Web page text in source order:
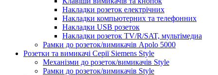
Накладки розеток електрічних
Накладки компьютерних та телефонних
Накладки USB розеток
Накладки розеток TV/R/SAT, мультімедиа
Рамки до розеток/вимикачів Apolo 5000
Розетки та вимикачі Серії Siemens Style
Механізми до розеток/вимикачів Style
Рамки до розеток/вимикачів Style